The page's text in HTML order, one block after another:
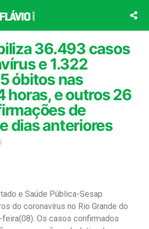
36.493 casos
e 1.322
óbitos nas
horas, e outros 26
de
dias anteriores
e Saúde Pública-Sesap
do coronavírus no Rio Grande do
feira(08). Os casos confirmados